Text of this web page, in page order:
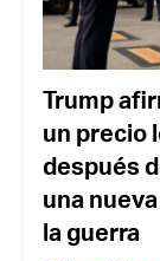
Trump
un precio
después
una
la guerra